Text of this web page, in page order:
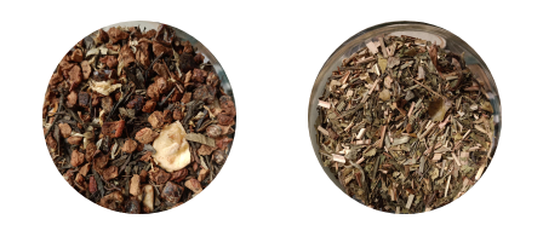
ALIMENTOS
DESHIDRATADOS